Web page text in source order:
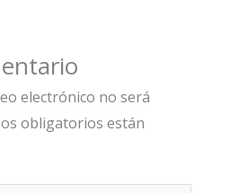
electrónico no será
obligatorios están